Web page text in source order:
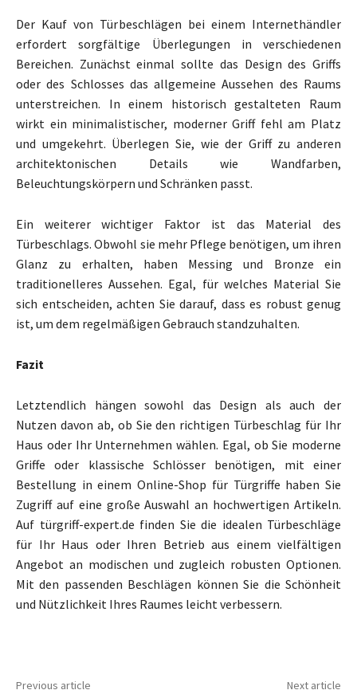
Der Kauf von Türbeschlägen bei einem Internethändler
erfordert sorgfältige Überlegungen in verschiedenen
Bereichen. Zunächst einmal sollte das Design des Griffs
oder des Schlosses das allgemeine Aussehen des Raums
unterstreichen. In einem historisch gestalteten Raum
wirkt ein minimalistischer, moderner Griff fehl am Platz
und umgekehrt. Überlegen Sie, wie der Griff zu anderen
architektonischen Details wie Wandfarben,
Beleuchtungskörpern und Schränken passt.
Ein weiterer wichtiger Faktor ist das Material des
Türbeschlags. Obwohl sie mehr Pflege benötigen, um ihren
Glanz zu erhalten, haben Messing und Bronze ein
traditionelleres Aussehen. Egal, für welches Material Sie
sich entscheiden, achten Sie darauf, dass es robust genug
ist, um dem regelmäßigen Gebrauch standzuhalten.
Fazit
Letztendlich hängen sowohl das Design als auch der
Nutzen davon ab, ob Sie den richtigen Türbeschlag für Ihr
Haus oder Ihr Unternehmen wählen. Egal, ob Sie moderne
Griffe oder klassische Schlösser benötigen, mit einer
Bestellung in einem Online-Shop für Türgriffe haben Sie
Zugriff auf eine große Auswahl an hochwertigen Artikeln.
Auf türgriff-expert.de finden Sie die idealen Türbeschläge
für Ihr Haus oder Ihren Betrieb aus einem vielfältigen
Angebot an modischen und zugleich robusten Optionen.
Mit den passenden Beschlägen können Sie die Schönheit
und Nützlichkeit Ihres Raumes leicht verbessern.
Previous article Next article